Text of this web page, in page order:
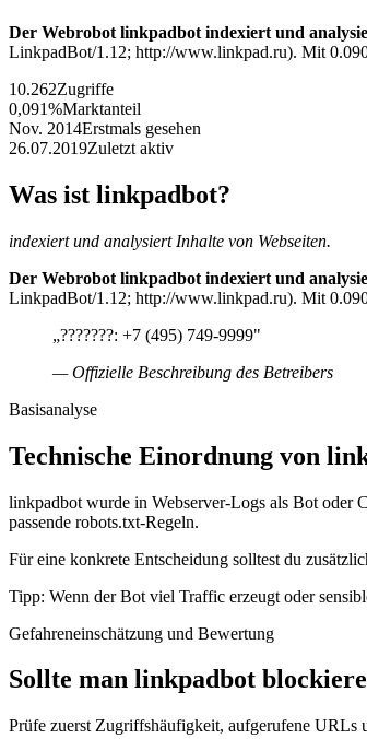
Der Webrobot linkpadbot indexiert und
LinkpadBot/1.12; http://www.linkpad.ru). Mit
10.262Zugriffe
0,091%Marktanteil
Nov. 2014Erstmals gesehen
26.07.2019Zuletzt aktiv
Was ist linkpadbot?
indexiert und analysiert Inhalte von Webseiten.
Der Webrobot linkpadbot indexiert und
LinkpadBot/1.12; http://www.linkpad.ru). Mit
„???????: +7 (495) 749-9999"
— Offizielle Beschreibung des Betreibers
Basisanalyse
Technische Einordnung von
linkpadbot wurde in Webserver-Logs als Bot oder
passende robots.txt-Regeln.
Für eine konkrete Entscheidung solltest du
Tipp: Wenn der Bot viel Traffic erzeugt oder
Gefahreneinschätzung und Bewertung
Sollte man linkpadbot
Prüfe zuerst Zugriffshäufigkeit, aufgerufene URLs